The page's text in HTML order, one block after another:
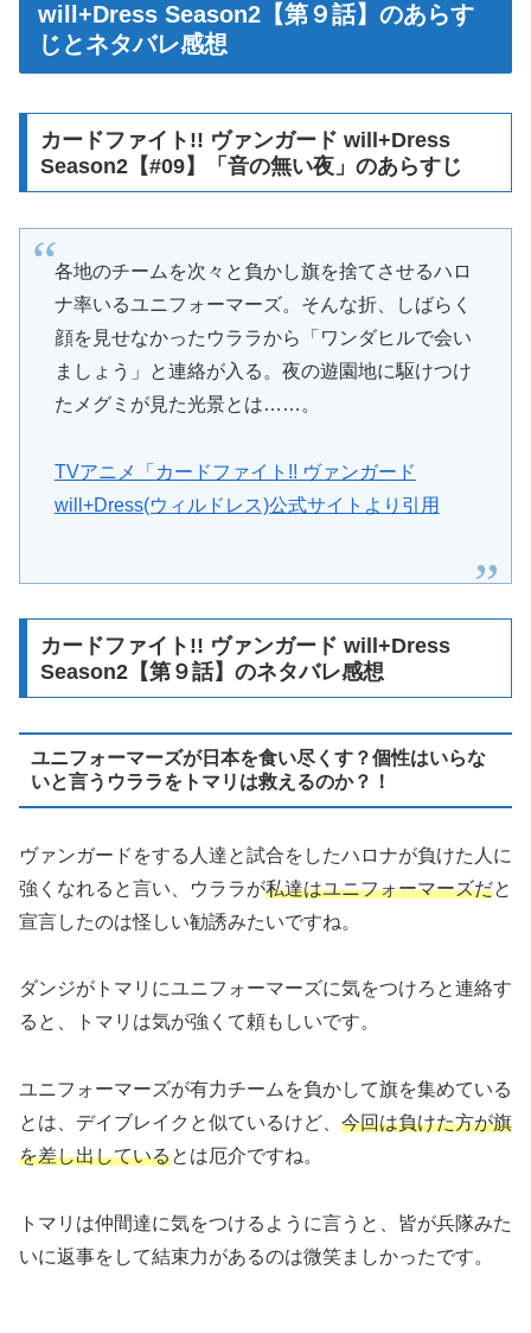
will+Dress Season2【第９話】のあらす
じとネタバレ感想
カードファイト!! ヴァンガード will+Dress
Season2【#09】「音の無い夜」のあらすじ
各地のチームを次々と負かし旗を捨てさせるハロ
ナ率いるユニフォーマーズ。そんな折、しばらく
顔を見せなかったウララから「ワンダヒルで会い
ましょう」と連絡が入る。夜の遊園地に駆けつけ
たメグミが見た光景とは……。
TVアニメ「カードファイト!! ヴァンガード
will+Dress(ウィルドレス)公式サイトより引用
カードファイト!! ヴァンガード will+Dress
Season2【第９話】のネタバレ感想
ユニフォーマーズが日本を食い尽くす？個性はいらな
いと言うウララをトマリは救えるのか？！
ヴァンガードをする人達と試合をしたハロナが負けた人に
強くなれると言い、ウララが私達はユニフォーマーズだと
宣言したのは怪しい勧誘みたいですね。
ダンジがトマリにユニフォーマーズに気をつけろと連絡す
ると、トマリは気が強くて頼もしいです。
ユニフォーマーズが有力チームを負かして旗を集めている
とは、デイブレイクと似ているけど、 今回は負けた方が旗
を差し出しているとは厄介ですね。
トマリは仲間達に気をつけるように言うと、皆が兵隊みた
いに返事をして結束力があるのは微笑ましかったです。